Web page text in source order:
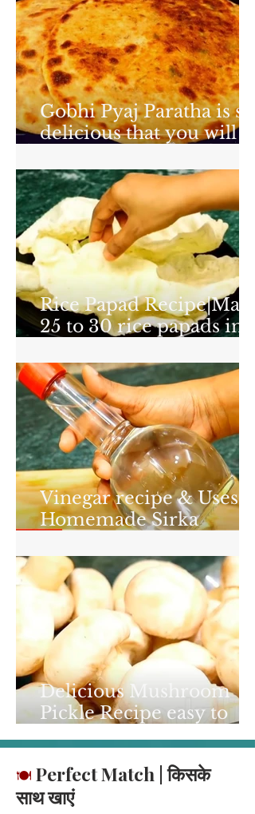
Gobhi Pyaj Paratha is so
delicious that you will
Gobhi Pyaj Paratha
Recipe
Rice Papad Recipe|Make
25 to 30 rice papads in 1
method| foodzlife.com
Vinegar recipe & Uses |
Homemade Sirka
foodzlife.com
Delicious Mushroom
Pickle Recipe easy to
make - foodzlife.com
🍽️ Perfect Match | किसके
साथ खाएं